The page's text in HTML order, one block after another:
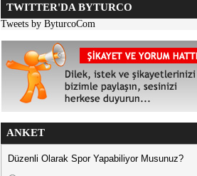
TWITTER'DA BYTURCO
Tweets by ByturcoCom
ANKET
Düzenli Olarak Spor Yapabiliyor Musunuz?